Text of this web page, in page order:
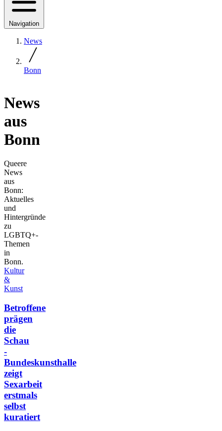
Navigation
News
Bonn
News
aus
Bonn
Queere
News
aus
Bonn:
Aktuelles
und
Hintergründe
zu
LGBTQ+-
Themen
in
Bonn.
Kultur
&
Kunst
Betroffene
prägen
die
Schau
-
Bundeskunsthalle
zeigt
Sexarbeit
erstmals
selbst
kuratiert